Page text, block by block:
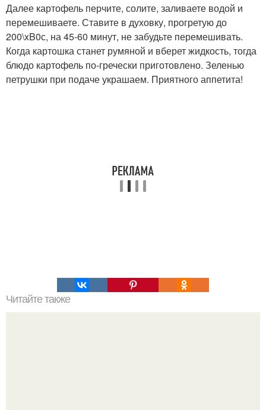
Далее картофель перчите, солите, заливаете водой и
перемешиваете. Ставите в духовку, прогретую до
200\xB0с, на 45-60 минут, не забудьте перемешивать.
Когда картошка станет румяной и вберет жидкость, тогда
блюдо картофель по-гречески приготовлено. Зеленью
петрушки при подаче украшаем. Приятного аппетита!
Читайте также